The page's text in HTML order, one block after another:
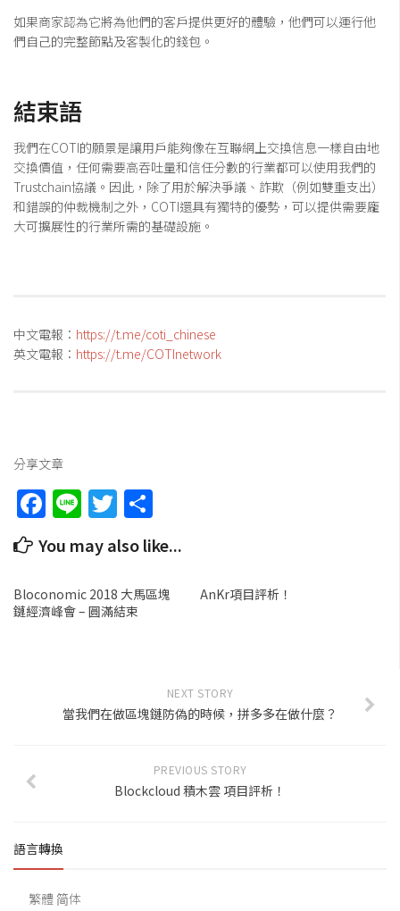
如果商家認為它將為他們的客戶提供更好的體驗，他們可以運行他
們自己的完整節點及客製化的錢包。
結束語
我們在COTI的願景是讓用戶能夠像在互聯網上交換信息一樣自由地
交換價值，任何需要高吞吐量和信任分數的行業都可以使用我們的
Trustchain協議。因此，除了用於解決爭議、詐欺（例如雙重支出）
和錯誤的仲裁機制之外，COTI還具有獨特的優勢，可以提供需要龐
大可擴展性的行業所需的基礎設施。
中文電報： https://t.me/coti_chinese
英文電報： https://t.me/COTInetwork
分享文章
Facebook
LineTwitter
You may also like...
Bloconomic 2018 大馬區塊
鏈經濟峰會 – 圓滿結束
AnKr項目評析！
NEXT STORY
當我們在做區塊鏈防偽的時候，拼多多在做什麼？
PREVIOUS STORY
Blockcloud 積木雲 項目評析！
語言轉換
繁體 简体